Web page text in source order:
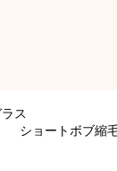
ス
ショートボブ縮